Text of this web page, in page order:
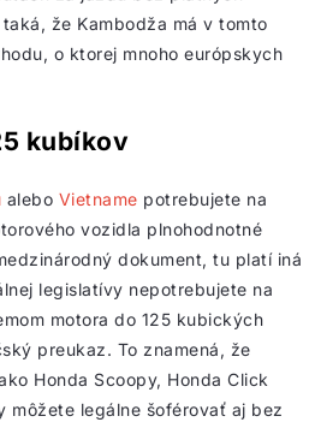
že Kambodža má v tomto
o ktorej mnoho európskych
kubíkov
alebo Vietname potrebujete na
vozidla plnohodnotné
dokument, tu platí iná
legislatívy nepotrebujete na
motora do 125 kubických
preukaz. To znamená, že
Honda Scoopy, Honda Click
môžete legálne šoférovať aj bez